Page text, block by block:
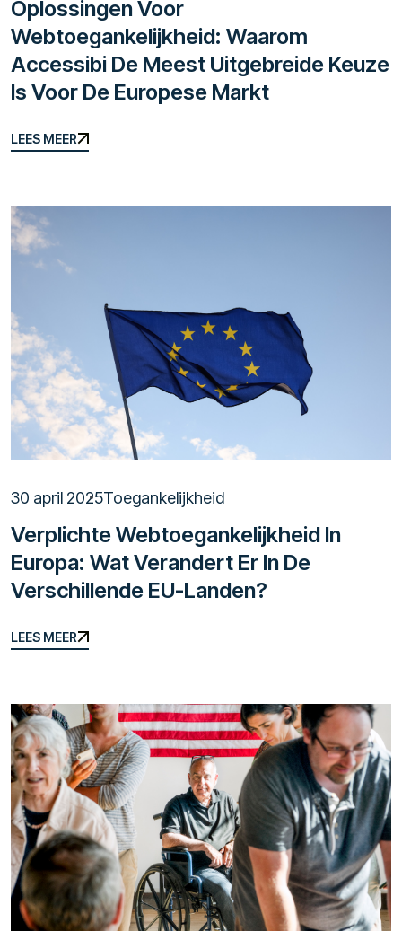
Oplossingen Voor
Webtoegankelijkheid: Waarom
Accessibi De Meest Uitgebreide Keuze
Is Voor De Europese Markt
LEES MEER
LEES MEER
30 april 2025Toegankelijkheid
Verplichte Webtoegankelijkheid In
Europa: Wat Verandert Er In De
Verschillende EU-Landen?
LEES MEER
LEES MEER